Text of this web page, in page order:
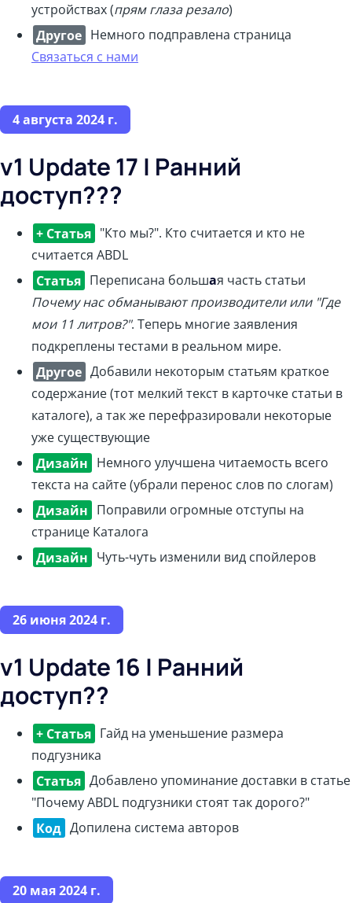
устройствах (прям глаза резало)
Другое Немного подправлена страница
Связаться с нами
4 августа 2024 г.
v1 Update 17 | Ранний
доступ???
+ Статья "Кто мы?". Кто считается и кто не
считается ABDL
Статья Переписана большая часть статьи
Почему нас обманывают производители или "Где
мои 11 литров?". Теперь многие заявления
подкреплены тестами в реальном мире.
Другое Добавили некоторым статьям краткое
содержание (тот мелкий текст в карточке статьи в
каталоге), а так же перефразировали некоторые
уже существующие
Дизайн Немного улучшена читаемость всего
текста на сайте (убрали перенос слов по слогам)
Дизайн Поправили огромные отступы на
странице Каталога
Дизайн Чуть-чуть изменили вид спойлеров
26 июня 2024 г.
v1 Update 16 | Ранний
доступ??
+ Статья Гайд на уменьшение размера
подгузника
Статья Добавлено упоминание доставки в статье
"Почему ABDL подгузники стоят так дорого?"
Код Допилена система авторов
20 мая 2024 г.